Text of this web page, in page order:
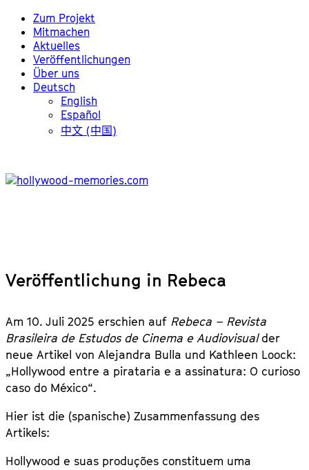
Zum Projekt
Mitmachen
Aktuelles
Veröffentlichungen
Über uns
Deutsch
English
Español
中文 (中国)
Veröffentlichung in Rebeca
Am 10. Juli 2025 erschien auf Rebeca – Revista
Brasileira de Estudos de Cinema e Audiovisualder
neue Artikel von Alejandra Bulla und Kathleen Loock:
„Hollywood entre a pirataria e a assinatura: O curioso
caso do México“.
Hier ist die (spanische) Zusammenfassung des
Artikels:
Hollywood e suas produções constituem uma